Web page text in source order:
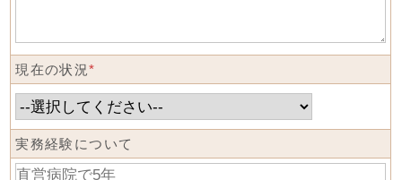
現在の状況*
実務経験について